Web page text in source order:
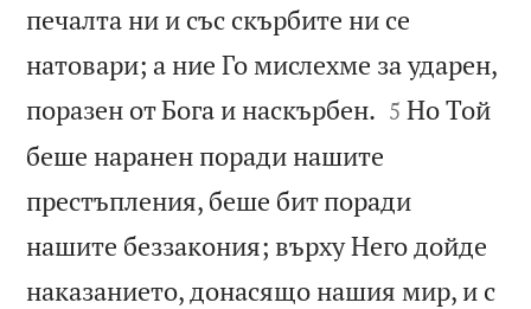
печалта ни и със скърбите ни се
натовари; а ние Го мислехме за ударен,
поразен от Бога и наскърбен. 

5 Но Той
беше наранен поради нашите
престъпления, беше бит поради
нашите беззакония; върху Него дойде
наказанието, донасящо нашия мир, и с